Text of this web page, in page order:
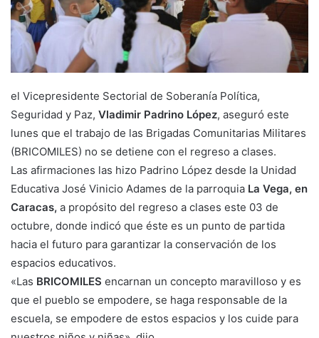
el Vicepresidente Sectorial de Soberanía Política,
Seguridad y Paz, Vladimir Padrino López, aseguró este
lunes que el trabajo de las Brigadas Comunitarias Militares
(BRICOMILES) no se detiene con el regreso a clases.
Las afirmaciones las hizo Padrino López desde la Unidad
Educativa José Vinicio Adames de la parroquia La Vega, en
Caracas, a propósito del regreso a clases este 03 de
octubre, donde indicó que éste es un punto de partida
hacia el futuro para garantizar la conservación de los
espacios educativos.
«Las BRICOMILES encarnan un concepto maravilloso y es
que el pueblo se empodere, se haga responsable de la
escuela, se empodere de estos espacios y los cuide para